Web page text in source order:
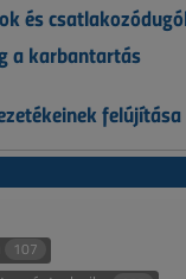
és
a karbantartás
felújítása
107